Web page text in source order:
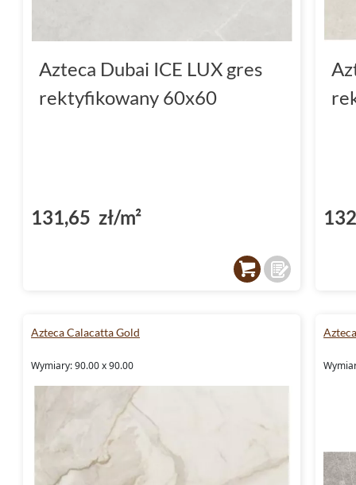
Azteca Dubai ICE LUX gres
rektyfikowany 60x60
131,65 zł/m²
Azteca Calacatta Gold
Wymiary: 90.00 x 90.00